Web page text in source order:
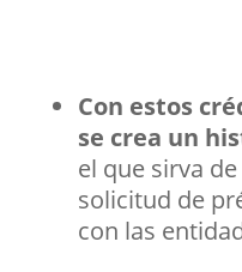
Con estos
se crea un
el que sirva
solicitud de
con las